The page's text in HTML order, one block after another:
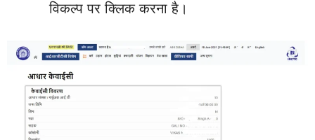
विकल्प पर क्लिक करना है।